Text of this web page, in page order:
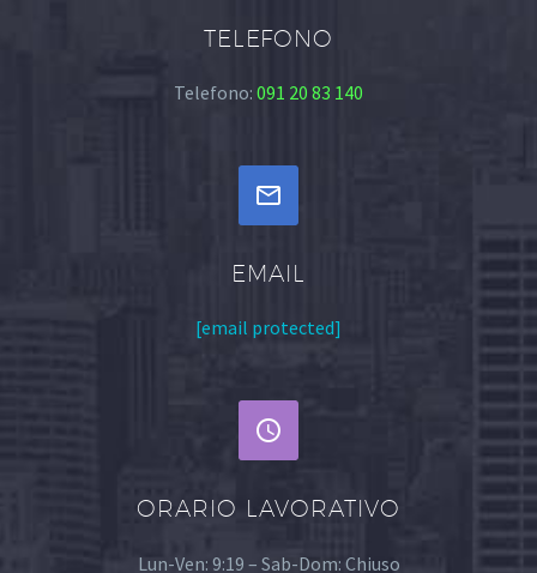
TELEFONO
Telefono: 091 20 83 140


EMAIL
[email protected]


ORARIO LAVORATIVO
Lun-Ven: 9:19 – Sab-Dom: Chiuso